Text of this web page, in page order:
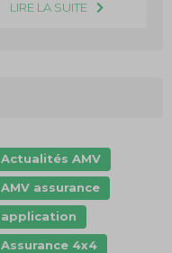
LIRE LA SUITE
Actualités AMV
AMV assurance
application
Assurance 4x4